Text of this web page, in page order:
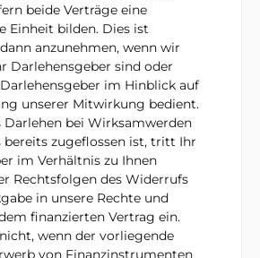
beide Verträge eine
Einheit bilden. Dies ist
anzunehmen, wenn wir
Darlehensgeber sind oder
im Hinblick auf
unserer Mitwirkung bedient.
Darlehen bei Wirksamwerden
bereits zugeflossen ist, tritt Ihr
im Verhältnis zu Ihnen
Rechtsfolgen des Widerrufs
in unsere Rechte und
finanzierten Vertrag ein.
wenn der vorliegende
von Finanzinstrumenten